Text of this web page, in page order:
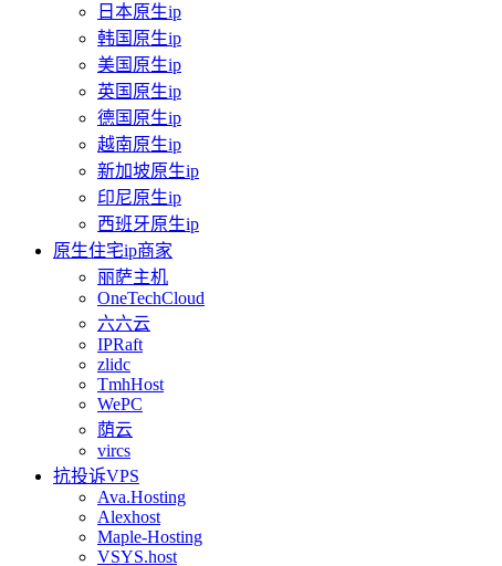
日本原生ip
韩国原生ip
美国原生ip
英国原生ip
德国原生ip
越南原生ip
新加坡原生ip
印尼原生ip
西班牙原生ip
原生住宅ip商家
丽萨主机
OneTechCloud
六六云
IPRaft
zlidc
TmhHost
WePC
荫云
vircs
抗投诉VPS
Ava.Hosting
Alexhost
Maple-Hosting
VSYS.host